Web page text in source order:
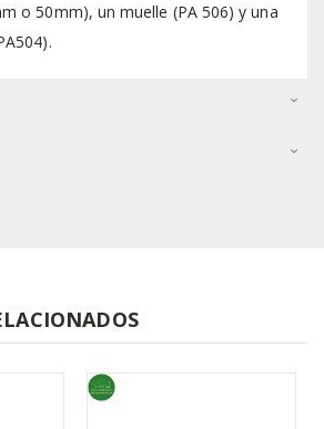
o 50mm), un muelle (PA 506) y una